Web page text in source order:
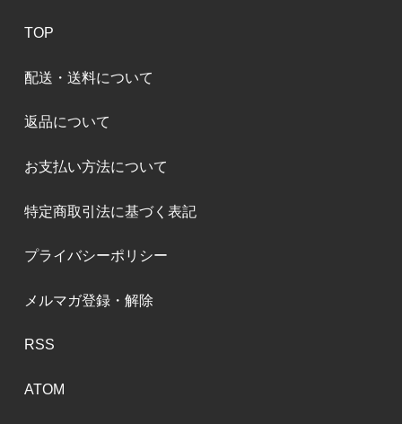
TOP
配送・送料について
返品について
お支払い方法について
特定商取引法に基づく表記
プライバシーポリシー
メルマガ登録・解除
RSS
ATOM